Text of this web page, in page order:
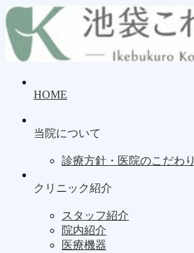
HOME
当院について
診療方針・医院のこだわり
クリニック紹介
スタッフ紹介
院内紹介
医療機器